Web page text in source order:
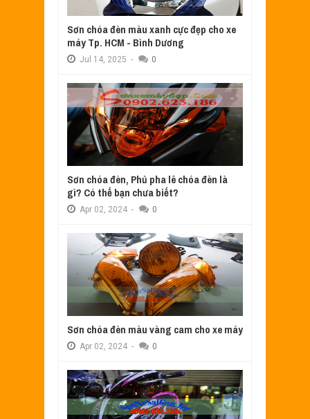
Sơn chóa đèn màu xanh cực đẹp cho xe
máy Tp. HCM - Bình Dương
Jul 14, 2025 - 0
Sơn chóa đèn, Phủ pha lê chóa đèn là
gì? Có thể bạn chưa biết?
Apr 02, 2024 - 0
Sơn chóa đèn màu vàng cam cho xe máy
Apr 02, 2024 - 0